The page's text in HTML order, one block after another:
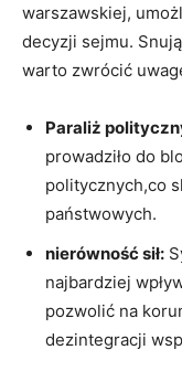
warszawskiej,‍
decyzji sejmu.
warto zwrócić
Paraliż
prowadziło do
politycznych,co
państwowych.
nierówność sił:
najbardziej
pozwolić‌ na
dezintegracji